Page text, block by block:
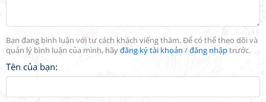
Bạn đang bình luận với tư cách khách viếng thăm. Để có thể theo dõi và
quản lý bình luận của mình, hãyđăng ký tài khoản /đăng nhậptrước.
Tên của bạn: